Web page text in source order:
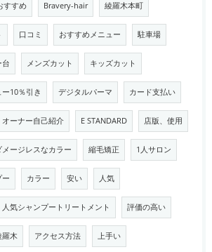
すすめ Bravery-hair 綾羅木本町
口コミ おすすめメニュー 駐車場
台 メンズカット キッズカット
10％引き デジタルパーマ カード支払い
オーナー自己紹介 E STANDARD 店版、使用
メージレスなカラー 縮毛矯正 1人サロン
ー カラー 安い 人気
人気シャンプートリートメント 評価の高い
羅木 アクセス方法 上手い